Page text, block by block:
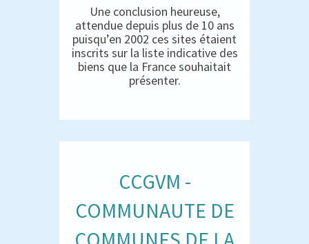
Une conclusion heureuse,
attendue depuis plus de 10 ans
puisqu’en 2002 ces sites étaient
inscrits sur la liste indicative des
biens que la France souhaitait
présenter.
CCGVM -
COMMUNAUTE DE